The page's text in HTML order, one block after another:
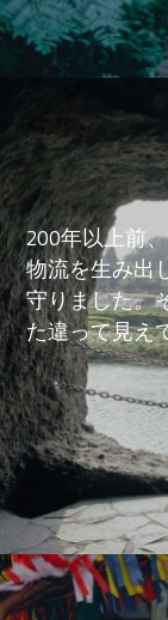
200年以上前
物流を生み出
守りました。
た違って見え